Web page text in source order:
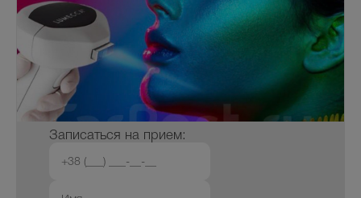
Записаться на прием: